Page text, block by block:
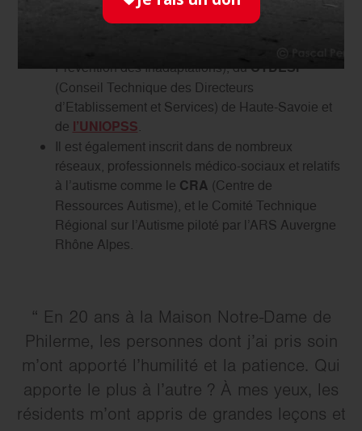
adhérent d’Autisme France, del’ARAPI
Prévention des Inadaptations), duCTDESI
(Conseil Technique des Directeurs
d’Etablissement et Services) de Haute-Savoie et
de l’UNIOPSS.
Il est également inscrit dans de nombreux
réseaux, professionnels médico-sociaux et relatifs
à l’autisme comme le CRA (Centre de
Ressources Autisme), et le Comité Technique
Régional sur l’Autisme piloté par l’ARS Auvergne
Rhône Alpes.
En 20 ans à la Maison Notre-Dame de
Philerme, les personnes dont j’ai pris soin
m’ont apporté l’humilité et la patience. Qui
apporte le plus à l’autre ? À mes yeux, les
résidents m’ont appris de grandes leçons et